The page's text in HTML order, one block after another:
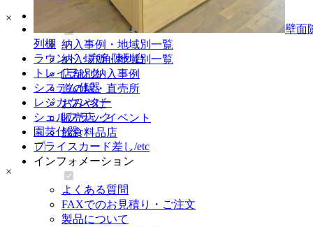
納入事例・地域別一覧
納入場所・地域別一覧
店舗別納入事例
道の駅・直売所
おみやげ
販売店・イベント
飲食料品店
インフォメーション
よくある質問
FAXでのお見積り・ご注文
製品について
壁面
列棚
ラウンド・六角陳列台
トレイラック
システム什器
レジカウンター
シェルフラック
園芸什器
プライスカード差し/etc
×
×